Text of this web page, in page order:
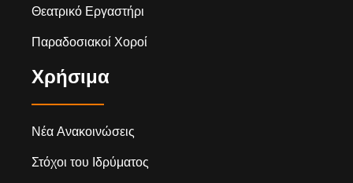
Θεατρικό Εργαστήρι
Παραδοσιακοί Χοροί
Χρήσιμα
Νέα Ανακοινώσεις
Στόχοι του Ιδρύματος